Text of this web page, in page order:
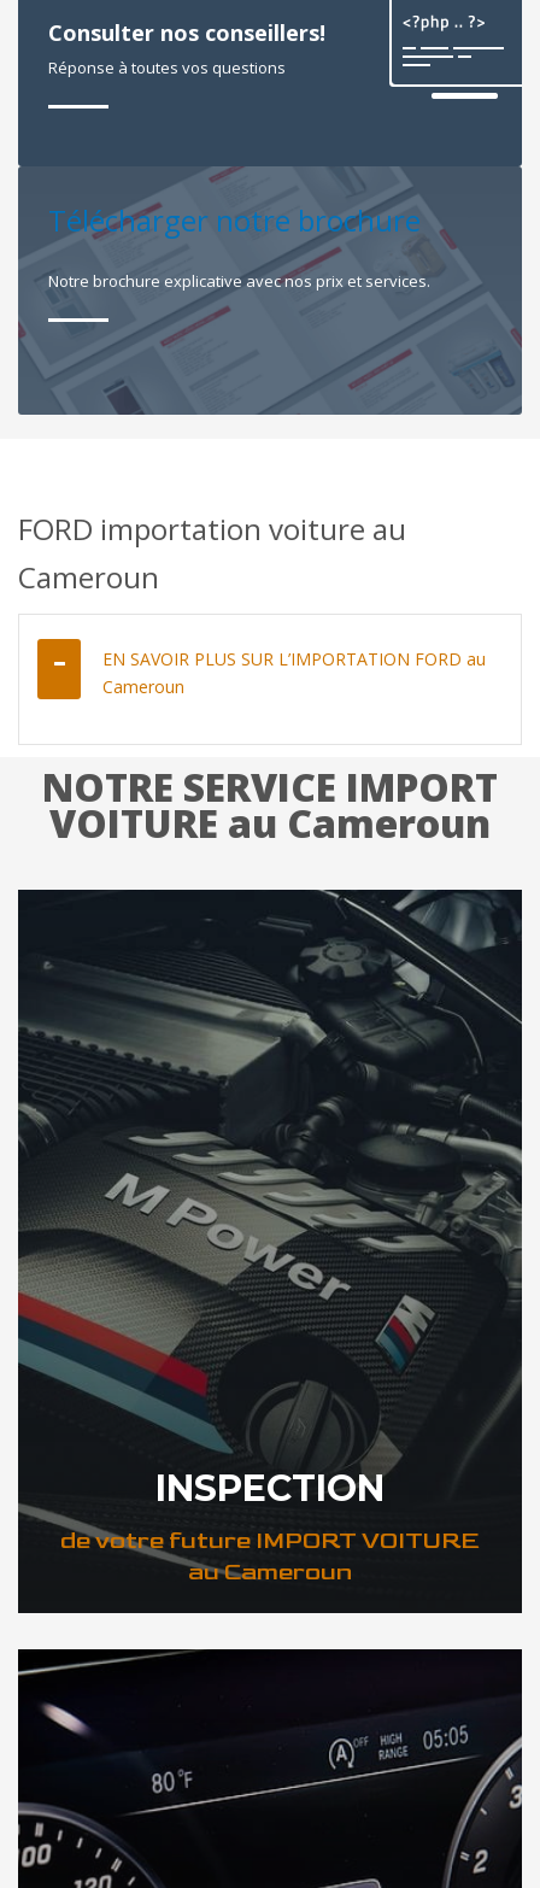
Consulter nos conseillers!
Réponse à toutes vos questions
Télécharger notre brochure
Notre brochure explicative avec nos prix et services.
FORD importation voiture au
Cameroun
EN SAVOIR PLUS SUR L’IMPORTATION FORD au
Cameroun
NOTRE SERVICE IMPORT
VOITURE au Cameroun
INSPECTION
de votre future IMPORT VOITURE
au Cameroun
DÉCOUVREZ VOTRE INSPECTION AUTO au Cameroun